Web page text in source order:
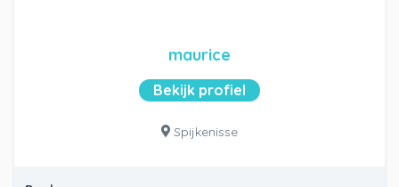
maurice
Bekijk profiel
Spijkenisse